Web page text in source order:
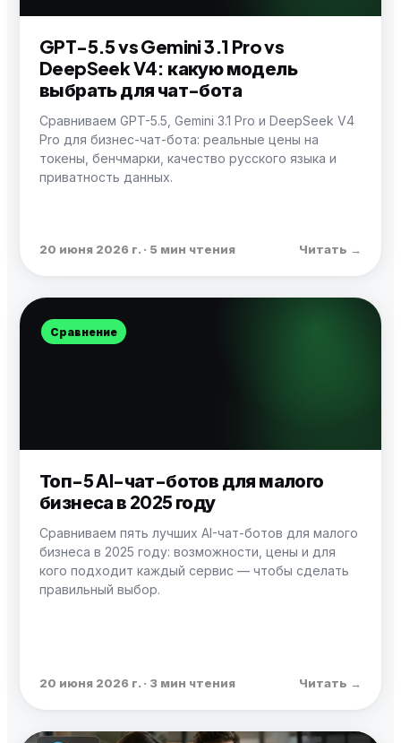
GPT-5.5 vs Gemini 3.1 Pro vs
DeepSeek V4: какую модель
выбрать для чат-бота
Сравниваем GPT-5.5, Gemini 3.1 Pro и DeepSeek V4
Pro для бизнес-чат-бота: реальные цены на
токены, бенчмарки, качество русского языка и
приватность данных.
20 июня 2026 г. · 5 мин чтения Читать →
Сравнение
Топ-5 AI-чат-ботов для малого
бизнеса в 2025 году
Сравниваем пять лучших AI-чат-ботов для малого
бизнеса в 2025 году: возможности, цены и для
кого подходит каждый сервис — чтобы сделать
правильный выбор.
20 июня 2026 г. · 3 мин чтения Читать →